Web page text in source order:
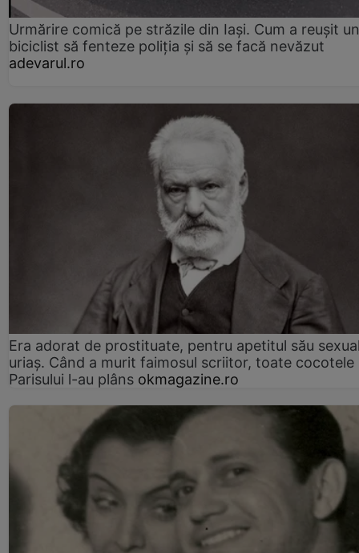
Urmărire comică pe străzile din Iași. Cum a reușit un
biciclist să fenteze poliția și să se facă nevăzut
adevarul.ro
Era adorat de prostituate, pentru apetitul său
uriaș. Când a murit faimosul scriitor, toate cocotele
Parisului l-au plâns okmagazine.ro